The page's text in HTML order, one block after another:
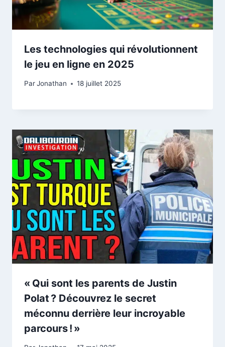
Les technologies qui révolutionnent
le jeu en ligne en 2025
ParJonathan 18 juillet 2025
« Qui sont les parents de Justin
Polat ? Découvrez le secret
méconnu derrière leur incroyable
parcours ! »